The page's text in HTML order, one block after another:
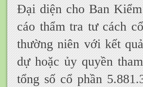
Đại diện cho Ban
cáo thẩm tra tư cách
thường niên với kết
dự hoặc ủy quyền
tổng số cổ phần